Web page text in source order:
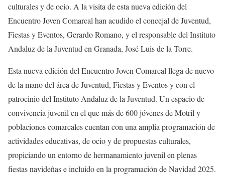
culturales y de ocio. A la visita de esta nueva edición del
Encuentro Joven Comarcal han acudido el concejal de Juventud,
Fiestas y Eventos, Gerardo Romano, y el responsable del Instituto
Andaluz de la Juventud en Granada, José Luis de la Torre.
Esta nueva edición del Encuentro Joven Comarcal llega de nuevo
de la mano del área de Juventud, Fiestas y Eventos y con el
patrocinio del Instituto Andaluz de la Juventud. Un espacio de
convivencia juvenil en el que más de 600 jóvenes de Motril y
poblaciones comarcales cuentan con una amplia programación de
actividades educativas, de ocio y de propuestas culturales,
propiciando un entorno de hermanamiento juvenil en plenas
fiestas navideñas e incluido en la programación de Navidad 2025.